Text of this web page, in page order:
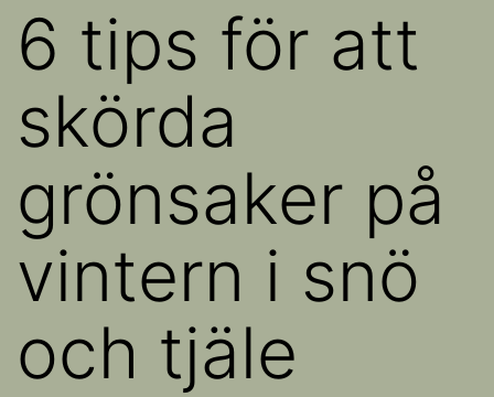
6 tips för att
skörda
grönsaker på
vintern i snö
och tjäle